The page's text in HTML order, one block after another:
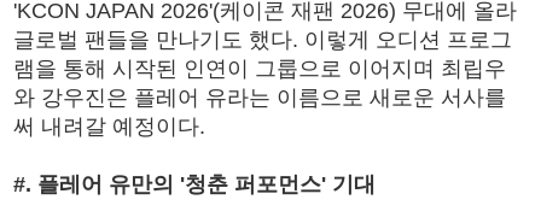
'KCON JAPAN 2026'(케이콘 재팬 2026) 무대에 올라
글로벌 팬들을 만나기도 했다. 이렇게 오디션 프로그
램을 통해 시작된 인연이 그룹으로 이어지며 최립우
와 강우진은 플레어 유라는 이름으로 새로운 서사를
써 내려갈 예정이다.
#. 플레어 유만의 '청춘 퍼포먼스' 기대